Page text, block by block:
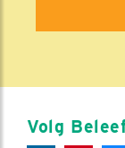
Volg